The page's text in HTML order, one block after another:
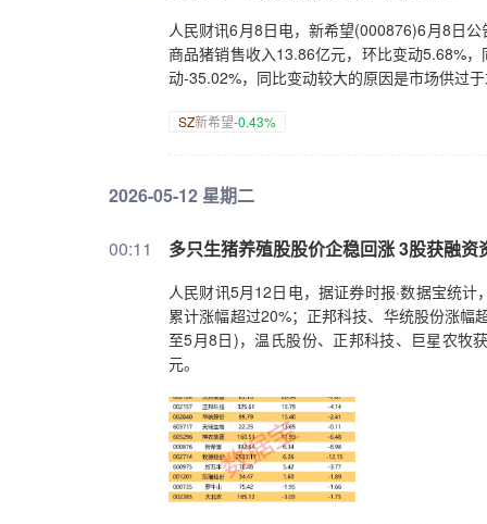
人民财讯6月8日电，新希望(000876)6月8日
商品猪销售收入13.86亿元，环比变动5.68%
动-35.02%，同比变动较大的原因是市场供过
SZ新希望-0.43%
2026-05-12 星期二
00:11 多只生猪养殖股股价企稳回涨 3股获融资
人民财讯5月12日电，据证券时报·数据宝统
累计涨幅超过20%；正邦科技、华统股份涨
至5月8日)，温氏股份、正邦科技、巨星农牧
元。